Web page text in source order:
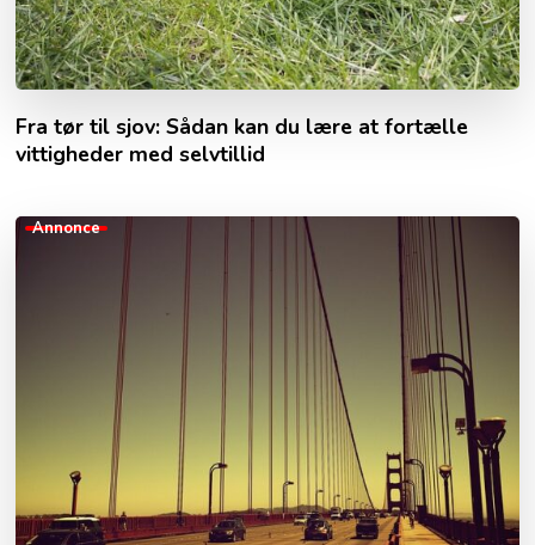
Fra tør til sjov: Sådan kan du lære at fortælle
vittigheder med selvtillid
Annonce